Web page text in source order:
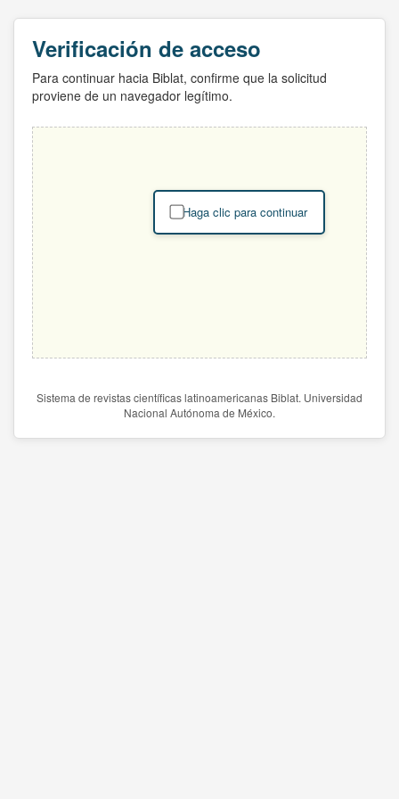
Verificación de acceso
Para continuar hacia Biblat, confirme que la solicitud
proviene de un navegador legítimo.
Haga clic para continuar
Sistema de revistas científicas latinoamericanas Biblat. Universidad
Nacional Autónoma de México.